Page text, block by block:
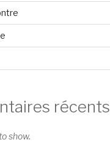
récents
show.